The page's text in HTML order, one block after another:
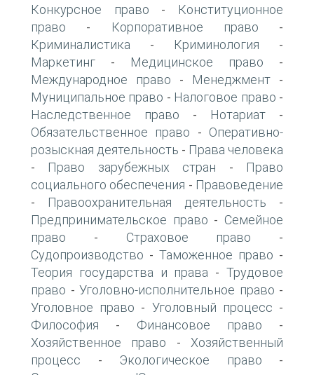
Конкурсное право -
Конституционное
право - Корпоративное право -
Криминалистика - Криминология -
Маркетинг - Медицинское право -
Международное право - Менеджмент -
Муниципальное право - Налоговое право -
Наследственное право - Нотариат -
Обязательственное право - Оперативно-
розыскная деятельность - Права человека
- Право зарубежных стран -
Право
социального обеспечения - Правоведение
- Правоохранительная деятельность -
Предпринимательское право - Семейное
право - Страховое право -
Судопроизводство - Таможенное право -
Теория государства и права -Трудовое
право - Уголовно-исполнительное право -
Уголовное право - Уголовный процесс -
Философия - Финансовое право -
Хозяйственное право - Хозяйственный
процесс - Экологическое право -